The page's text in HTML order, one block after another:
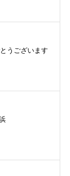
うございます